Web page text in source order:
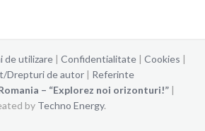
de utilizare| Confidentialitate| Cookies |
Drepturi de autor | Referinte
– “Explorez noi orizonturi!” |
by Techno Energy.